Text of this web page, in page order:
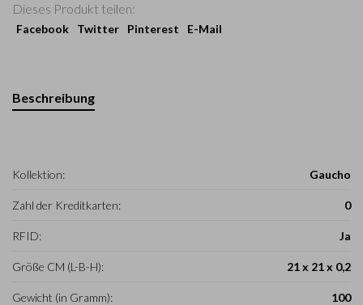
Dieses Produkt teilen:
Facebook Twitter Pinterest E-Mail
Beschreibung
Kollektion: Gaucho
Zahl der Kreditkarten: 0
RFID: Ja
Größe CM (L-B-H): 21 x 21 x 0,2
Gewicht (in Gramm): 100